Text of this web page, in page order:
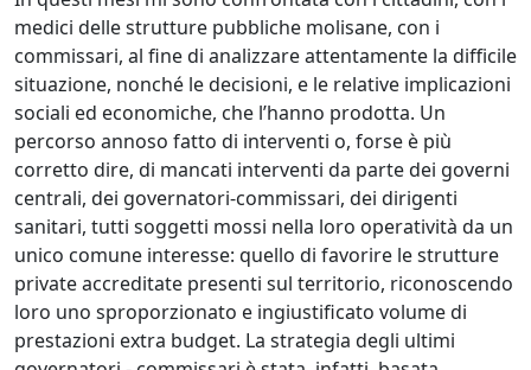
medici delle strutture pubbliche molisane, con i
commissari, al fine di analizzare attentamente la difficile
situazione, nonché le decisioni, e le relative implicazioni
sociali ed economiche, che l’hanno prodotta. Un
percorso annoso fatto di interventi o, forse è più
corretto dire, di mancati interventi da parte dei governi
centrali, dei governatori-commissari, dei dirigenti
sanitari, tutti soggetti mossi nella loro operatività da un
unico comune interesse: quello di favorire le strutture
private accreditate presenti sul territorio, riconoscendo
loro uno sproporzionato e ingiustificato volume di
prestazioni extra budget. La strategia degli ultimi